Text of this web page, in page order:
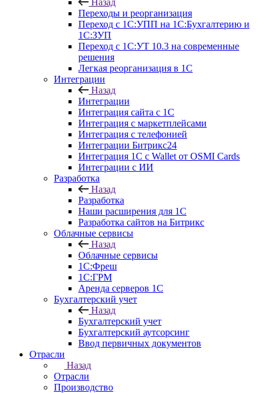
Назад
Переходы и реорганизация
Переход с 1С:УПП на 1С:Бухгалтерию и
1С:ЗУП
Переход с 1С:УТ 10.3 на современные
решения
Легкая реорганизация в 1С
Интеграции
Назад
Интеграции
Интеграция сайта с 1С
Интеграция с маркетплейсами
Интеграция с телефонией
Интеграции Битрикс24
Интеграция 1С с Wallet от OSMI Cards
Интеграции с ИИ
Разработка
Назад
Разработка
Наши расширения для 1С
Разработка сайтов на Битрикс
Облачные сервисы
Назад
Облачные сервисы
1С:Фреш
1С:ГРМ
Аренда серверов 1С
Бухгалтерский учет
Назад
Бухгалтерский учет
Бухгалтерский аутсорсинг
Ввод первичных документов
Отрасли
Назад
Отрасли
Производство